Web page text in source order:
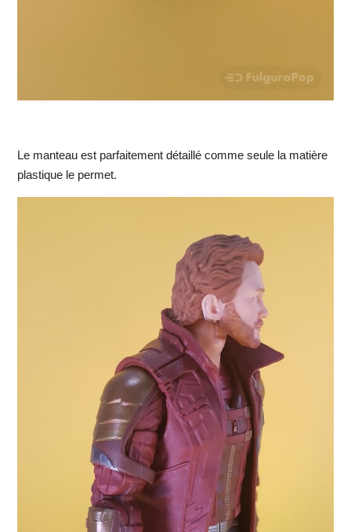
Le manteau est parfaitement détaillé comme seule la matière
plastique le permet.